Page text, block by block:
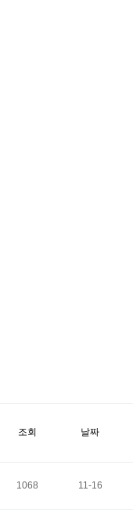
조회 날짜
1068 11-16